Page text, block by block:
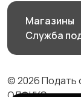
Магазины
Служба
© 2026 Подать